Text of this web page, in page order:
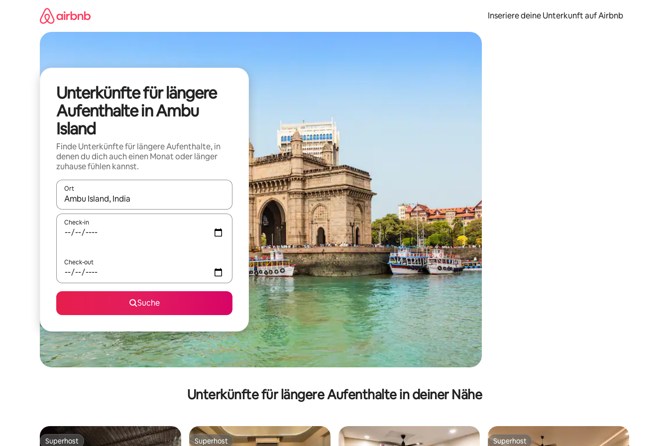
Inseriere deine Unterkunft auf Airbnb
Unterkünfte für längere
Aufenthalte in Ambu
Island
Finde Unterkünfte für längere Aufenthalte, in
denen du dich auch einen Monat oder länger
zuhause fühlen kannst.
Ort
Wenn Ergebnisse verfügbar sind, navigiere mit den Pfeiltasten nach oben und unten oder erkunde die Ergebnisse durch Berühren oder Wischgesten.
Check-in
Check-out
Suche
Unterkünfte für längere Aufenthalte in deiner Nähe
Superhost Superhost Superhost